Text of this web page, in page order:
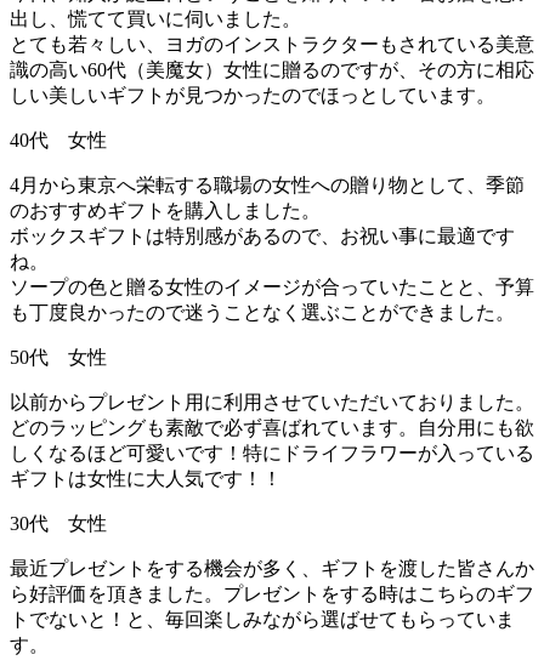
出し、慌てて買いに伺いました。
とても若々しい、ヨガのインストラクターもされている美意
識の高い60代（美魔女）女性に贈るのですが、その方に相応
しい美しいギフトが見つかったのでほっとしています。
40代 女性
4月から東京へ栄転する職場の女性への贈り物として、季節
のおすすめギフトを購入しました。
ボックスギフトは特別感があるので、お祝い事に最適です
ね。
ソープの色と贈る女性のイメージが合っていたことと、予算
も丁度良かったので迷うことなく選ぶことができました。
50代 女性
以前からプレゼント用に利用させていただいておりました。
どのラッピングも素敵で必ず喜ばれています。自分用にも欲
しくなるほど可愛いです！特にドライフラワーが入っている
ギフトは女性に大人気です！！
30代 女性
最近プレゼントをする機会が多く、ギフトを渡した皆さんか
ら好評価を頂きました。プレゼントをする時はこちらのギフ
トでないと！と、毎回楽しみながら選ばせてもらっていま
す。